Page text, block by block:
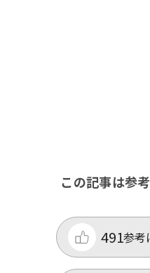
この記事は参
参考
491